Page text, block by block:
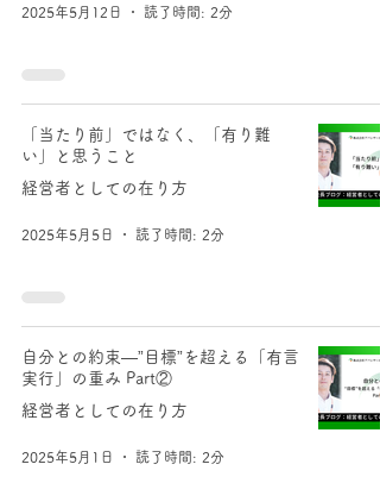
2025年5月12日 読了時間: 2分
「当たり前」ではなく、「有り難
い」と思うこと
経営者としての在り方
2025年5月5日 読了時間: 2分
自分との約束―”目標”を超える「有言
実行」の重み Part②
経営者としての在り方
2025年5月1日 読了時間: 2分